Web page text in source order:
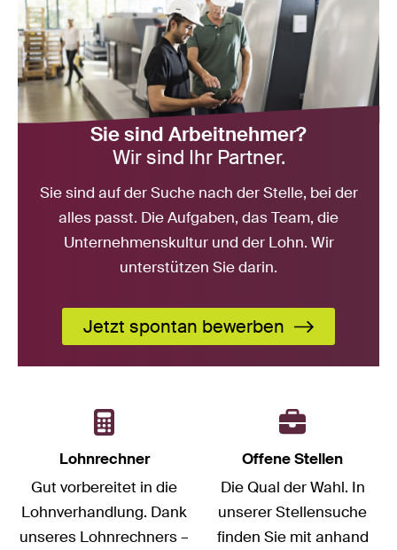
Sie sind Arbeitnehmer?
Wir sind Ihr Partner.
Sie sind auf der Suche nach der Stelle, bei der
alles passt. Die Aufgaben, das Team, die
Unternehmenskultur und der Lohn. Wir
unterstützen Sie darin.
Jetzt spontan bewerben
Lohnrechner
Gut vorbereitet in die
Lohnverhandlung. Dank
unseres Lohnrechners –
Offene Stellen
Die Qual der Wahl. In
unserer Stellensuche
finden Sie mit anhand